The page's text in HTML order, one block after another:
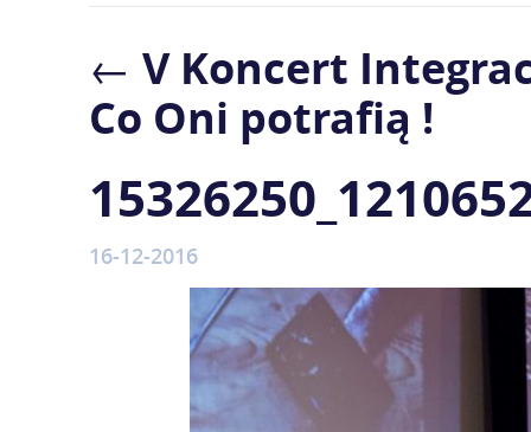
← V Koncert
Co Oni potrafią !
16-12-2016